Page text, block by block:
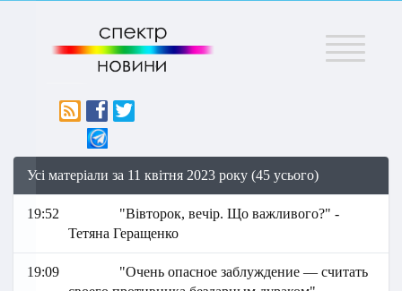
Меню
Усі матеріали за 11 квітня 2023 року (45 усього)
19:52
"Вівторок, вечір. Що важливого?" -
Тетяна Геращенко
19:09
"Очень опасное заблуждение — считать